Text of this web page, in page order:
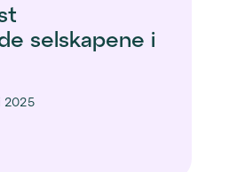
selskapene i
2025